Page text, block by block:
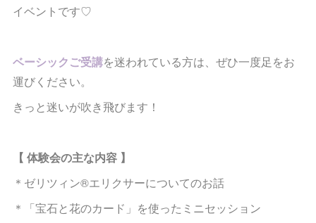
イベントです♡
ベーシックご受講を迷われている方は、ぜひ一度足をお
運びください。
きっと迷いが吹き飛びます！
【 体験会の主な内容 】
＊ゼリツィン®︎エリクサーについてのお話
＊「宝石と花のカード」を使ったミニセッション